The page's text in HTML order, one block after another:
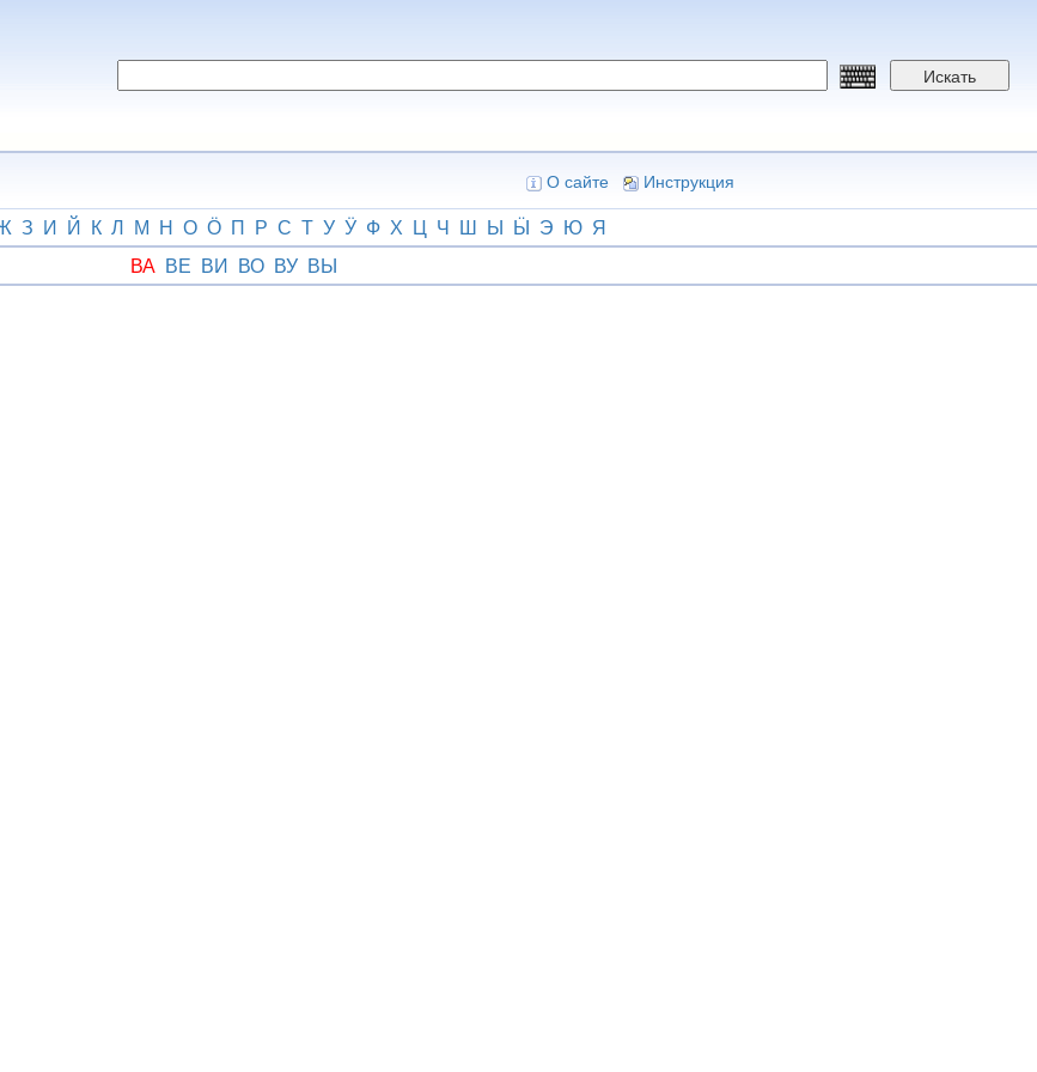
Искать
О сайте Инструкция
З И Й К Л М Н О Ӧ П Р С Т У Ӱ Ф Х Ц Ч Ш Ы Ӹ Э Ю Я
ВА ВЕ ВИ ВО ВУ ВЫ